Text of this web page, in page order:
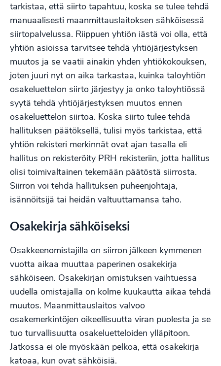
tarkistaa, että siirto tapahtuu, koska se tulee tehdä
manuaalisesti maanmittauslaitoksen sähköisessä
siirtopalvelussa. Riippuen yhtiön iästä voi olla, että
yhtiön asioissa tarvitsee tehdä yhtiöjärjestyksen
muutos ja se vaatii ainakin yhden yhtiökokouksen,
joten juuri nyt on aika tarkastaa, kuinka taloyhtiön
osakeluettelon siirto järjestyy ja onko taloyhtiössä
syytä tehdä yhtiöjärjestyksen muutos ennen
osakeluettelon siirtoa. Koska siirto tulee tehdä
hallituksen päätöksellä, tulisi myös tarkistaa, että
yhtiön rekisteri merkinnät ovat ajan tasalla eli
hallitus on rekisteröity PRH rekisteriin, jotta hallitus
olisi toimivaltainen tekemään päätöstä siirrosta.
Siirron voi tehdä hallituksen puheenjohtaja,
isännöitsijä tai heidän valtuuttamansa taho.
Osakekirja sähköiseksi
Osakkeenomistajilla on siirron jälkeen kymmenen
vuotta aikaa muuttaa paperinen osakekirja
sähköiseen. Osakekirjan omistuksen vaihtuessa
uudella omistajalla on kolme kuukautta aikaa tehdä
muutos. Maanmittauslaitos valvoo
osakemerkintöjen oikeellisuutta viran puolesta ja se
tuo turvallisuutta osakeluetteloiden ylläpitoon.
Jatkossa ei ole myöskään pelkoa, että osakekirja
katoaa, kun ovat sähköisiä.